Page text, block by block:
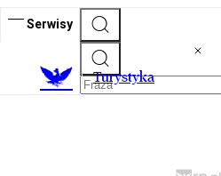
Serwisy
Turystyka